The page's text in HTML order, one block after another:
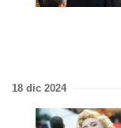
18 dic 2024